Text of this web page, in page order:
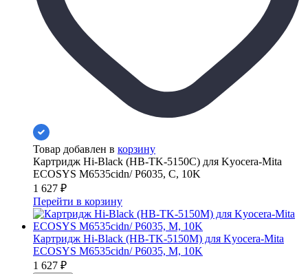
Товар добавлен в корзину
Картридж Hi-Black (HB-TK-5150C) для Kyocera-Mita
ECOSYS M6535cidn/ P6035, C, 10K
1 627 ₽
Перейти в корзину
Картридж Hi-Black (HB-TK-5150M) для Kyocera-Mita
ECOSYS M6535cidn/ P6035, M, 10K
1 627 ₽